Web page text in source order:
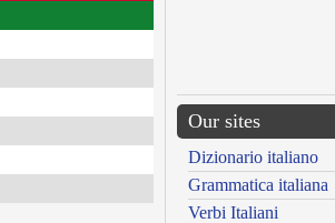
Our sites
Dizionario italiano
Grammatica italiana
Verbi Italiani